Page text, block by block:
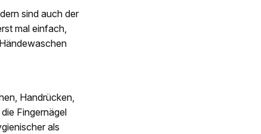
sind auch der
mal einfach,
Handrücken,
Fingernägel
als